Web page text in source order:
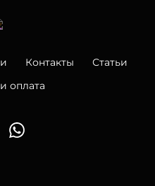
Контакты
Статьи
оплата